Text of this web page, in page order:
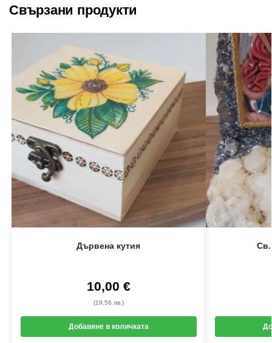
Свързани продукти
Дървена кутия
10,00 €
(19,56 лв.)
Добавяне в количката
Св.